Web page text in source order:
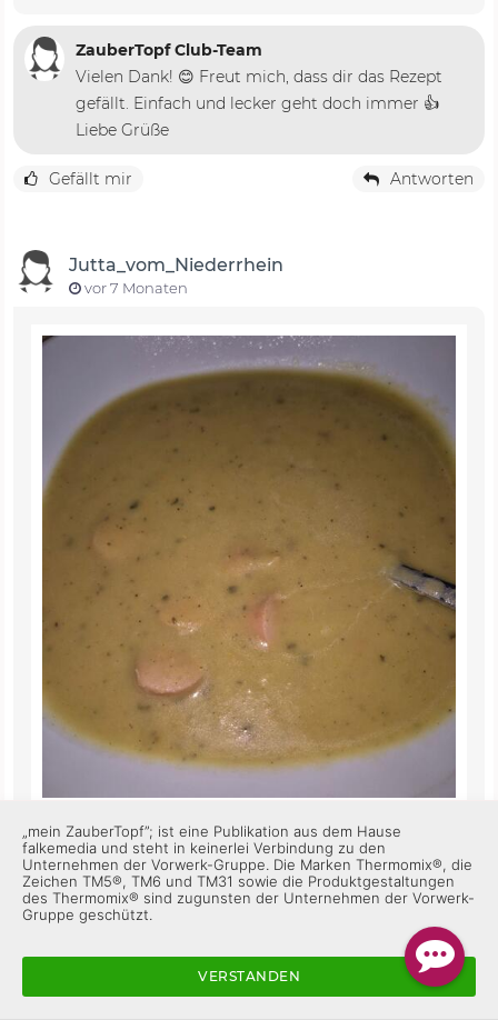
ZauberTopf Club-Team
Vielen Dank! 😊 Freut mich, dass dir das Rezept
gefällt. Einfach und lecker geht doch immer 👍
Liebe Grüße
Gefällt mir Antworten
Jutta_vom_Niederrhein
vor 7 Monaten
Heute getestet und für gut befunden 😊
ZauberTopf Club-Team
Super, das freut mich sehr! 😊 Schön, dass es dir
geschmeckt hat 😋
„mein ZauberTopf”; ist eine Publikation aus dem Hause
falkemedia und steht in keinerlei Verbindung zu den
Unternehmen der Vorwerk-Gruppe. Die Marken Thermomix®, die
Zeichen TM5®, TM6 und TM31 sowie die Produktgestaltungen
des Thermomix® sind zugunsten der Unternehmen der Vorwerk-
Gruppe geschützt.
VERSTANDEN